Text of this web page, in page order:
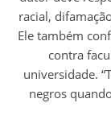
racial,
Ele também
contra
universidade.
negros